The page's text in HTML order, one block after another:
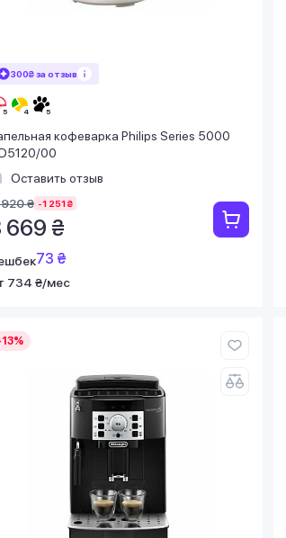
300₴ за отзыв
кофеварка Philips Series 5000
00
Оставить отзыв
₴ -1 251 ₴
669 ₴
73 ₴
734 ₴/мес